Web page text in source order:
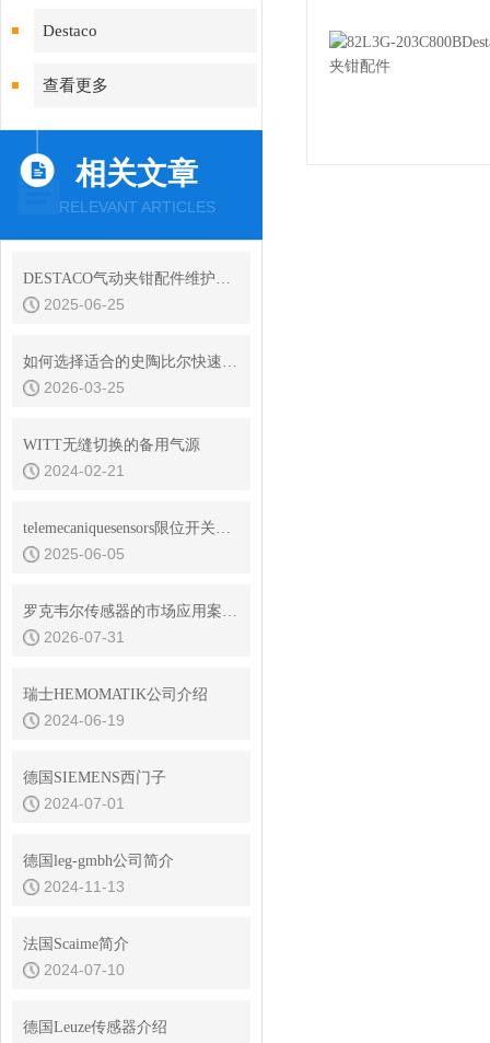
Destaco
查看更多
相关文章
RELEVANT ARTICLES
DESTACO气动夹钳配件维护与保养技巧
2025-06-25
如何选择适合的史陶比尔快速接头？
2026-03-25
WITT无缝切换的备用气源
2024-02-21
telemecaniquesensors限位开关使用情况和畅销型号
2025-06-05
罗克韦尔传感器的市场应用案例有哪些
2026-07-31
瑞士HEMOMATIK公司介绍
2024-06-19
德国SIEMENS西门子
2024-07-01
德国leg-gmbh公司简介
2024-11-13
法国Scaime简介
2024-07-10
德国Leuze传感器介绍